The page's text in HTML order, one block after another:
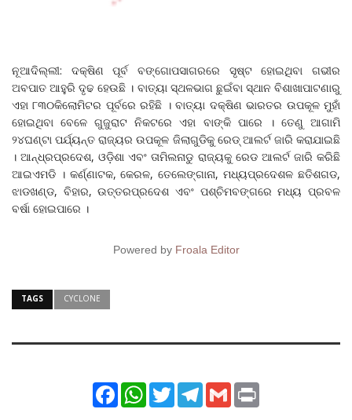
ନୂଆଦିଲ୍ଲୀ: ଦକ୍ଷିଣ ପୂର୍ବ ବଙ୍ଗୋପସାଗରରେ ସୃଷ୍ଟ ହୋଇଥିବା ଗଭୀର
ଅବପାତ ଆହୁରି ଦୃଢ ହେଉଛି । ବାତ୍ୟା ସ୍ଥଳଭାଗ ଛୁଇଁବା ସ୍ଥାନ ବିଶାଖାପାଟଣାରୁ
ଏହା ୮୩୦କିଲୋମିଟର ପୂର୍ବରେ ରହିଛି । ବାତ୍ୟା ଦକ୍ଷିଣ ଭାରତର ଉପକୂଳ ମୁହାଁ
ହୋଇଥିବା ବେଳେ ଗୁଜୁରାଟ ନିକଟରେ ଏହା ବାଙ୍କି ପାରେ । ତେଣୁ ଆଗାମି
୨୪ଘଣ୍ଟା ପର୍ଯ୍ୟନ୍ତ ରାଜ୍ୟର ଉପକୂଳ ଜିଲାଗୁଡିକୁ ରେଡ୍‌ ଆଲର୍ଟ ଜାରି କରାଯାଇଛି
। ଆନ୍ଧ୍ରପ୍ରଦେଶ, ଓଡ଼ିଶା ଏବଂ ତାମିଲନାଡୁ ରାଜ୍ୟକୁ ରେଡ ଆଲର୍ଟ ଜାରି କରିଛି
ଆଇଏମଡି । କର୍ଣ୍ଣାଟକ, କେରଳ, ତେଲେଙ୍ଗାନା, ମଧ୍ୟପ୍ରଦେଶଳ ଛତିଶଗଡ,
ଝାଡଖଣ୍ଡ, ବିହାର, ଉତ୍ତରପ୍ରଦେଶ ଏବଂ ପଶ୍ଚିମବଙ୍ଗରେ ମଧ୍ୟ ପ୍ରବଳ
ବର୍ଷା ହୋଇପାରେ ।
Powered by Froala Editor
TAGS CYCLONE
FacebookWhatsApp
TwitterTelegram
Gmail